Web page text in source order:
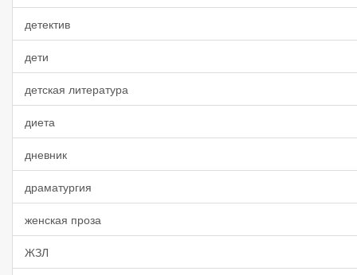
детектив
дети
детская литература
диета
дневник
драматургия
женская проза
ЖЗЛ